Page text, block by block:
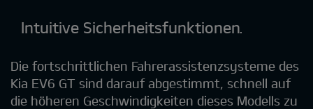
Intuitive Sicherheitsfunktionen.
Die fortschrittlichen Fahrerassistenzsysteme des
Kia EV6 GT sind darauf abgestimmt, schnell auf
die höheren Geschwindigkeiten dieses Modells zu